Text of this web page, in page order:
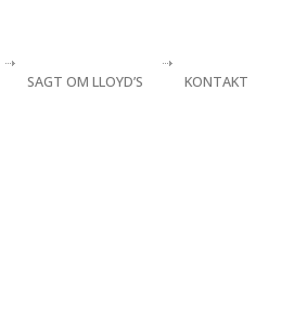
SAGT OM LLOYD’S KONTAKT